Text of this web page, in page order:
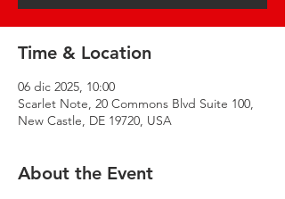
Time & Location
06 dic 2025, 10:00
Scarlet Note, 20 Commons Blvd Suite 100,
New Castle, DE 19720, USA
About the Event